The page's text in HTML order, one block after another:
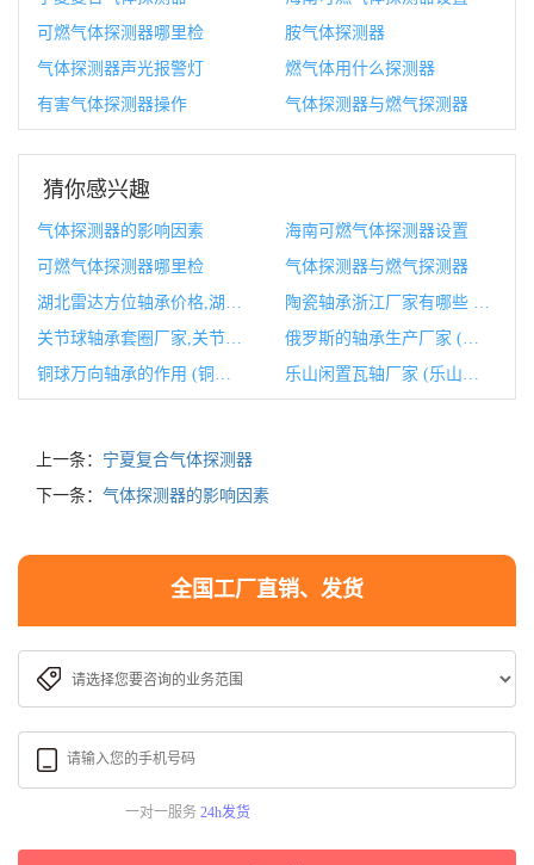
可燃气体探测器哪里检
胺气体探测器
气体探测器声光报警灯
燃气体用什么探测器
有害气体探测器操作
气体探测器与燃气探测器
猜你感兴趣
气体探测器的影响因素
海南可燃气体探测器设置
可燃气体探测器哪里检
气体探测器与燃气探测器
俄罗斯的轴承生产厂家 (俄罗斯的轴承品牌)
上一条： 宁夏复合气体探测器
下一条： 气体探测器的影响因素
全国工厂直销、发货
一对一服务 24h发货